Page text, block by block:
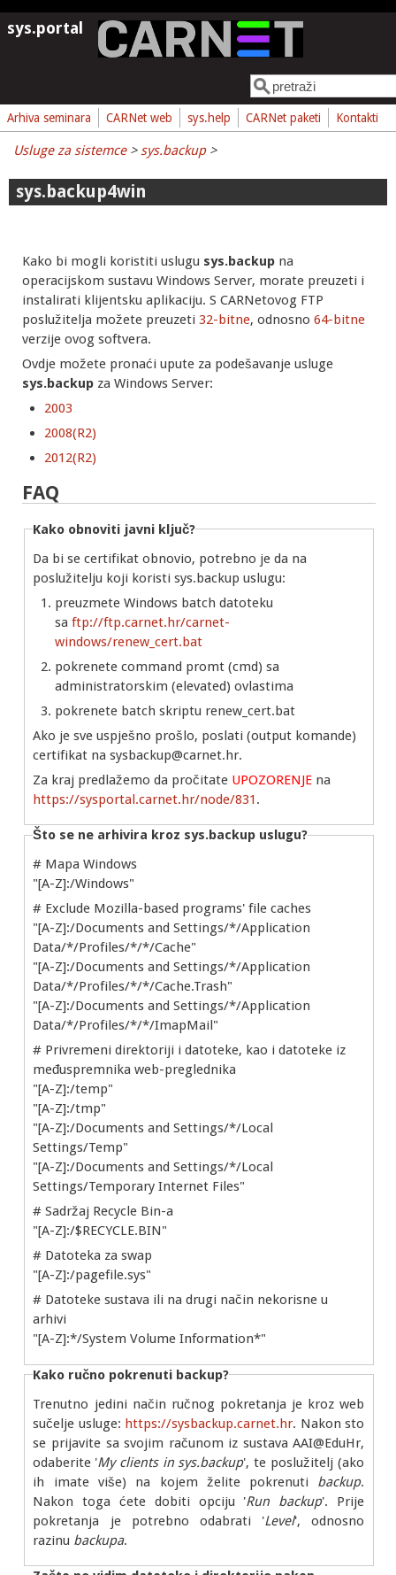
Skoči na glavni sadržaj
sys.portal
Obrazac pretrage
Pretraga
Arhiva seminara CARNet web sys.help CARNet paketi Kontakti
Usluge za sistemce>sys.backup>
sys.backup4win
Kako bi mogli koristiti uslugu sys.backup na
operacijskom sustavu Windows Server, morate preuzeti i
instalirati klijentsku aplikaciju. S CARNetovog FTP
poslužitelja možete preuzeti 32-bitne, odnosno 64-bitne
verzije ovog softvera.
Ovdje možete pronaći upute za podešavanje usluge
sys.backup za Windows Server:
2003
2008(R2)
2012(R2)
FAQ
Kako obnoviti javni ključ?
Da bi se certifikat obnovio, potrebno je da na
poslužitelju koji koristi sys.backup uslugu:
preuzmete Windows batch datoteku
saftp://ftp.carnet.hr/carnet-
windows/renew_cert.bat
pokrenete command promt (cmd) sa
administratorskim (elevated) ovlastima
pokrenete batch skriptu renew_cert.bat
Ako je sve uspješno prošlo, poslati (output komande)
certifikat na sysbackup@carnet.hr.
Za kraj predlažemo da pročitate UPOZORENJE na
https://sysportal.carnet.hr/node/831 .
Što se ne arhivira kroz sys.backup uslugu?
# Mapa Windows
"[A-Z]:/Windows"
# Exclude Mozilla-based programs' file caches
"[A-Z]:/Documents and Settings/*/Application
Data/*/Profiles/*/*/Cache"
"[A-Z]:/Documents and Settings/*/Application
Data/*/Profiles/*/*/Cache.Trash"
"[A-Z]:/Documents and Settings/*/Application
Data/*/Profiles/*/*/ImapMail"
# Privremeni direktoriji i datoteke, kao i datoteke iz
međuspremnika web-preglednika
"[A-Z]:/temp"
"[A-Z]:/tmp"
"[A-Z]:/Documents and Settings/*/Local
Settings/Temp"
"[A-Z]:/Documents and Settings/*/Local
Settings/Temporary Internet Files"
# Sadržaj Recycle Bin-a
"[A-Z]:/$RECYCLE.BIN"
# Datoteka za swap
"[A-Z]:/pagefile.sys"
# Datoteke sustava ili na drugi način nekorisne u
arhivi
"[A-Z]:*/System Volume Information*"
Kako ručno pokrenuti backup?
Trenutno jedini način ručnog pokretanja je kroz web
sučelje usluge: https://sysbackup.carnet.hr. Nakon sto
se prijavite sa svojim računom iz sustava AAI@EduHr,
odaberite 'My clients in sys.backup', te poslužitelj (ako
ih imate više) na kojem želite pokrenuti backup.
Nakon toga ćete dobiti opciju 'Run backup'. Prije
pokretanja je potrebno odabrati 'Level', odnosno
razinu backupa.